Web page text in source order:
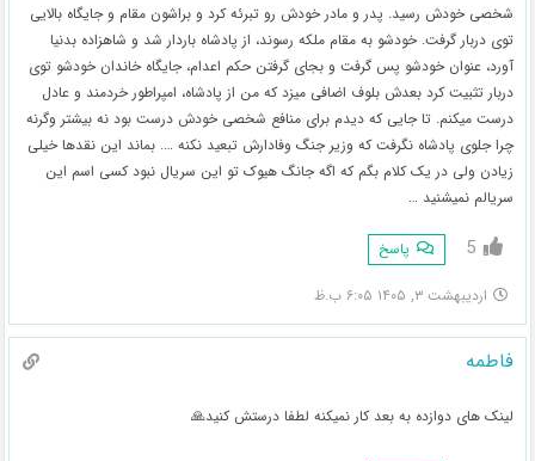
شخصی خودش رسید. پدر و مادر خودش رو تبرئه کرد و براشون مقام و جایگاه بالایی
توی دربار گرفت. خودشو به مقام ملکه رسوند، از پادشاه باردار شد و شاهزاده بدنیا
آورد، عنوان خودشو پس گرفت و بجای گرفتن حکم اعدام، جایگاه خاندان خودشو توی
دربار تثبیت کرد بعدش بلوف اضافی میزد که من از پادشاه، امپراطور خردمند و عادل
درست میکنم. تا جایی که دیدم برای منافع شخصی خودش درست بود نه بیشتر وگرنه
چرا جلوی پادشاه نگرفت که وزیر جنگ وفادارش تبعید نکنه …. بماند این نقدها خیلی
زیادن ولی در یک کلام بگم که اگه جانگ هیوک تو این سریال نبود کسی اسم این
سریالم نمیشنید …
5 پاسخ
اردیبهشت ۳, ۱۴۰۵ ۶:۰۵ ب.ظ
فاطمه
لینک های دوازده به بعد کار نمیکنه لطفا درستش کنید🙏